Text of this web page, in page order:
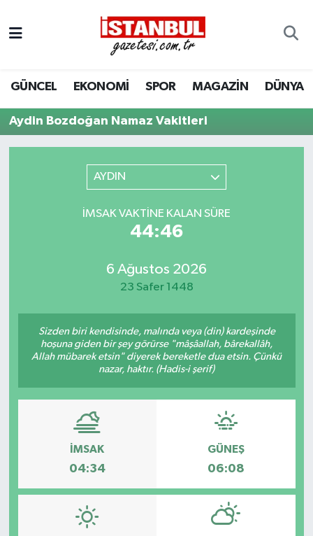
GÜNCEL EKONOMİ SPOR MAGAZİN DÜNYA
Aydin Bozdoğan Namaz Vakitleri
AYDIN
İMSAK VAKTINE KALAN SÜRE
44:46
6 Ağustos 2026
23 Safer 1448
Sizden biri kendisinde, malında veya (din) kardeşinde
hoşuna giden bir şey görürse "mâşâallah, bârekallâh,
Allah mübarek etsin" diyerek bereketle dua etsin. Çünkü
nazar, haktır. (Hadis-i şerif)
İMSAK
04:34
GÜNEŞ
06:08
EKONOMİ
İSTANBUL
KÜLTÜR SANAT
BİLİM VE TEKNOLOJİ
OTOMOBİL
KURUMSAL
Nöbetçi Eczaneler
Hava Durumu
Trafik Durumu
Son Dakika Haberleri